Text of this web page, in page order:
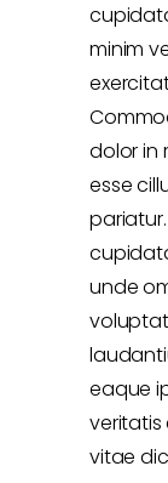
minim
dolor in
esse
unde
eaque
vitae